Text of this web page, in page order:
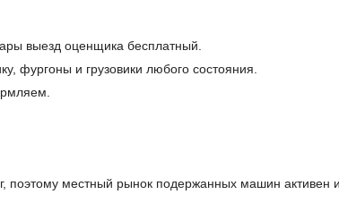
выезд оценщика бесплатный.
фургоны и грузовики любого состояния.
поэтому местный рынок подержанных машин активен